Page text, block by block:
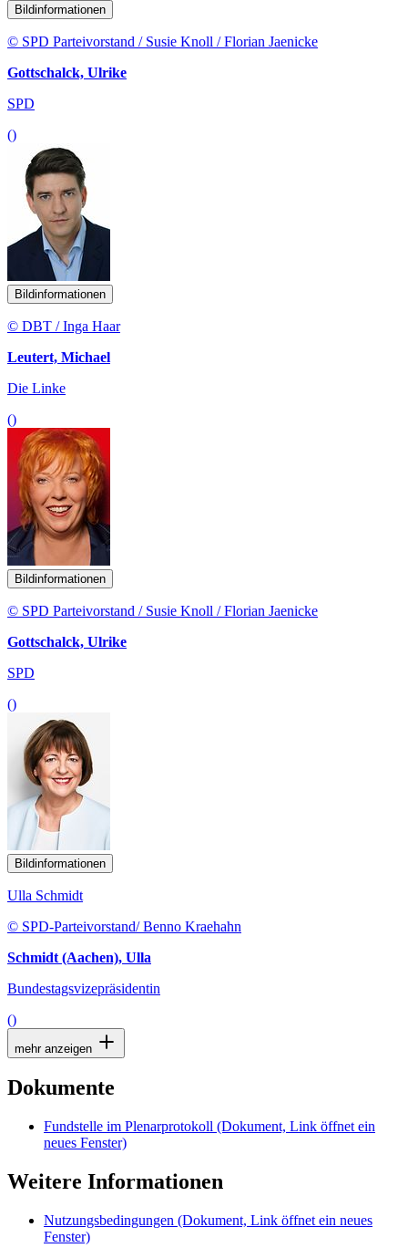
Bildinformationen
© SPD Parteivorstand / Susie Knoll / Florian Jaenicke
Gottschalck, Ulrike
SPD
()
Bildinformationen
© DBT / Inga Haar
Leutert, Michael
Die Linke
()
Bildinformationen
© SPD Parteivorstand / Susie Knoll / Florian Jaenicke
Gottschalck, Ulrike
SPD
()
Bildinformationen
Ulla Schmidt
© SPD-Parteivorstand/ Benno Kraehahn
Schmidt (Aachen), Ulla
Bundestagsvizepräsidentin
()
mehr anzeigen
Dokumente
Fundstelle im Plenarprotokoll (Dokument, Link öffnet ein
neues Fenster)
Weitere Informationen
Nutzungsbedingungen (Dokument, Link öffnet ein neues
Fenster)